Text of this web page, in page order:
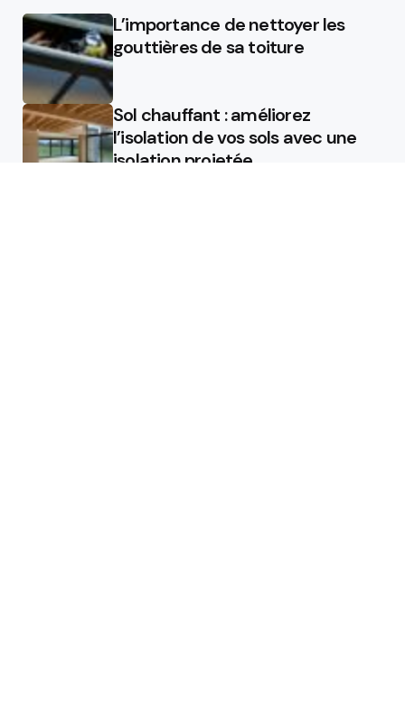
L’importance de nettoyer les
gouttières de sa toiture
Sol chauffant : améliorez
l’isolation de vos sols avec une
isolation projetée